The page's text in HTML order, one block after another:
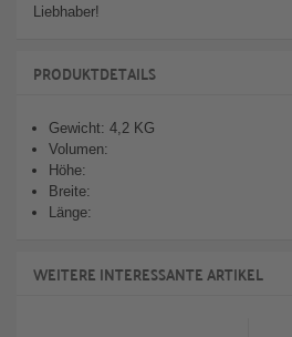
Liebhaber!
PRODUKTDETAILS
Gewicht: 4,2 KG
Volumen:
Höhe:
Breite:
Länge:
WEITERE INTERESSANTE ARTIKEL